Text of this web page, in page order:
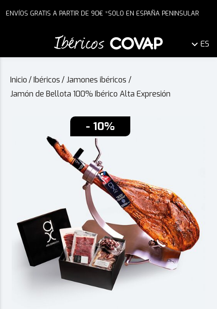
ENVÍOS GRATIS A PARTIR DE 90€ *SOLO EN ESPAÑA PENINSULAR
ES
Inicio /Ibéricos /Jamones ibéricos /
Jamón de Bellota 100% Ibérico Alta Expresión
- 10%